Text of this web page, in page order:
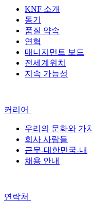
KNF 소개
동기
품질 약속
연혁
매니지먼트 보드
전세계위치
지속 가능성
커리어
우리의 문화와 가치
회사 사람들
근무-대한민국-내
채용 안내
연락처